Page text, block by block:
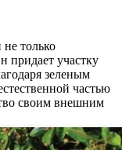
только
придает участку
зеленым
частью
своим внешним